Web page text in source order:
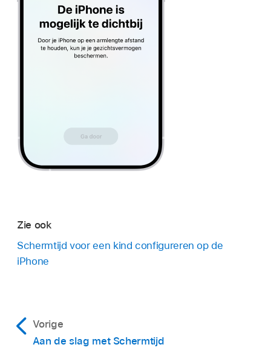
Zie ook
Schermtijd voor een kind configureren op de
iPhone
Vorige
Aan de slag met Schermtijd